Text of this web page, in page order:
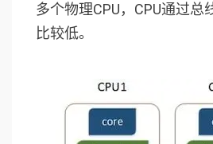
多个物理CPU，CPU通过总
比较低。